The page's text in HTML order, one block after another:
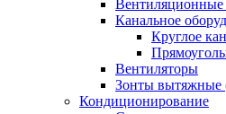
Вентиляционные
Канальное
Круглое
Вентиляторы
Зонты вытяжные
Кондиционирование